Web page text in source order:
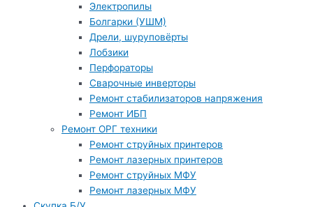
Электропилы
Болгарки (УШМ)
Дрели, шуруповёрты
Лобзики
Перфораторы
Сварочные инверторы
Ремонт стабилизаторов напряжения
Ремонт ИБП
Ремонт ОРГ техники
Ремонт струйных принтеров
Ремонт лазерных принтеров
Ремонт струйных МФУ
Ремонт лазерных МФУ